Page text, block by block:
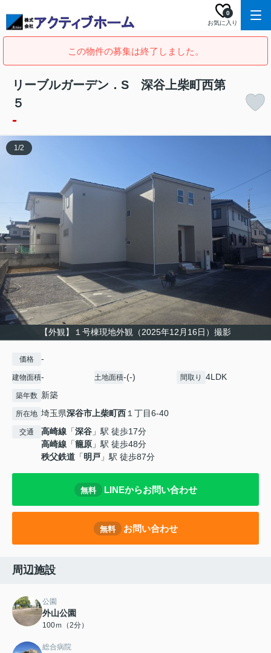
お気に入り
0
この物件の募集は終了しました。
リーブルガーデン．S 深谷上柴町西第
５
-
【外観】１号棟現地外観（2025年12月16日）撮影
1/2
価格 -
建物面積- 土地面積-(-) 間取り 4LDK
築年数 新築
所在地 埼玉県深谷市上柴町西１丁目6-40
交通 高崎線 「深谷 」駅 徒歩17分
高崎線 「籠原 」駅 徒歩48分
秩父鉄道 「明戸 」駅 徒歩87分
無料 LINEからお問い合わせ
無料 お問い合わせ
周辺施設
公園
外山公園
100ｍ（2分）
総合病院